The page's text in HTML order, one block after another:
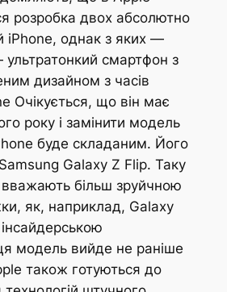
розробка двох абсолютно
iPhone, однак з яких —
смартфон з
дизайном з часів
Очікується, що він має
року і замінити модель
буде складаним. Його
Galaxy Z Flip. Таку
більш зруйчною
як, наприклад, Galaxy
модель вийде не раніше
також готуються до